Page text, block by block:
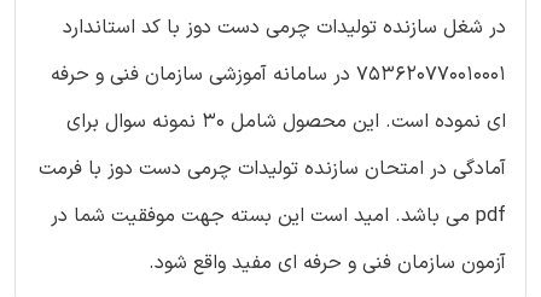
در شغل سازنده تولیدات چرمی دست دوز با کد استاندارد
753620770010001 در سامانه آموزشی سازمان فنی و حرفه
ای نموده است. این محصول شامل 30 نمونه سوال برای
آمادگی در امتحان سازنده تولیدات چرمی دست دوز با فرمت
pdf می باشد. امید است این بسته جهت موفقیت شما در
آزمون سازمان فنی و حرفه ای مفید واقع شود.